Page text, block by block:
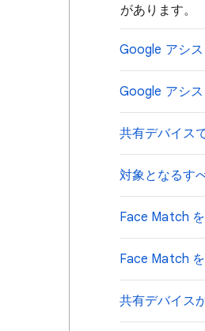
があります。
Google アシ
Google アシ
共有デバイス
対象となるす
Face Match
Face Match
共有デバイス